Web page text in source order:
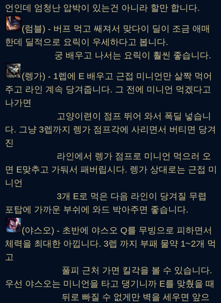
언인데 엄청난 압박이 있는건 아니라 할만 합니다.
(럼블) - 버프 먹고 쌔져서 맞다이 딜이 조금 애매
한데 딜적으로 요릭이 우세하다고 봅니다.
궁 배우고 나서는 요릭이 훨씬 좋습니다.
(렝가) - 1렙에 E 배우고 근접 미니언만 살짝 먹어
주고 라인 계속 당겨줍니다. 그 전에 미니언 먹겠다고
나가면
고양이련이 점프 뛰어 와서 폭딜 넣습니
다. 그냥 3렙까지 렝가 점프각에 사리면서 버티면 당겨
진
라인에서 렝가 점프로 미니언 먹으러 오
면 E맞추고 가둬서 패버립시다. 렝가 상대로는 근접 미
니언
3개 E로 먹은 다음 라인이 당겨질 무렵
포탑에 가까운 부쉬에 와드 박아주면 좋습니다.
(야스오) - 초반에 야스오 Q를 무빙으로 피하면서
체력을 최대한 아낍니다. 3렙 까지 부패 물약 1~2개 먹
고
풀피 근처 가면 킬각을 볼 수 있습니다.
우선 야스오는 미니언을 타고 댕기니까 E를 맞췄을 때
뒤로 빠질 수 없게만 벽을 세우면 앞으